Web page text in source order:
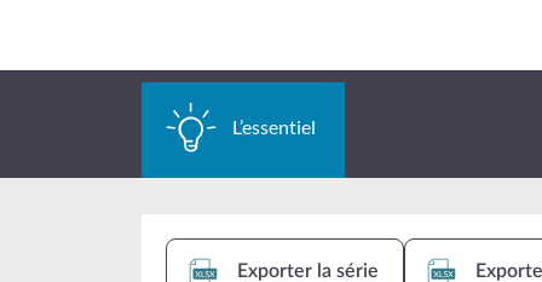
L’essentiel
Exporter la série